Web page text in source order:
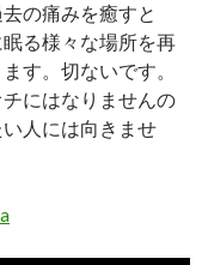
の痛みを癒すと
る様々な場所を再
す。切ないです。
にはなりませんの
人には向きませ